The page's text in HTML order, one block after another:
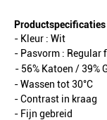
Productspecificaties
- Kleur : Wit
- Pasvorm : Regular
- 56% Katoen / 39%
- Wassen tot 30°C
- Contrast in kraag
- Fijn gebreid